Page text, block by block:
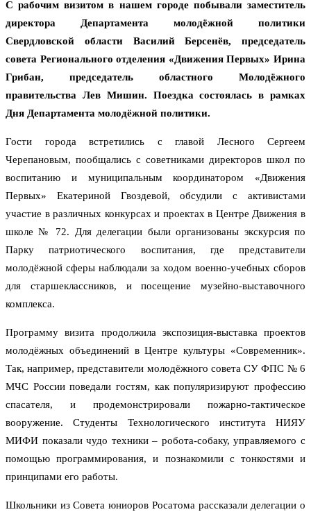
С рабочим визитом в нашем городе побывали заместитель
директора Департамента молодёжной политики
Свердловской области Василий Берсенёв, председатель
совета Регионального отделения «Движения Первых» Ирина
Грибан, председатель областного Молодёжного
правительства Лев Мишин. Поездка состоялась в рамках
Дня Департамента молодёжной политики.
Гости города встретились с главой Лесного Сергеем
Черепановым, пообщались с советниками директоров школ по
воспитанию и муниципальным координатором «Движения
Первых» Екатериной Гвоздевой, обсудили с активистами
участие в различных конкурсах и проектах в Центре Движения в
школе № 72. Для делегации были организованы экскурсия по
Парку патриотического воспитания, где представители
молодёжной сферы наблюдали за ходом военно-учебных сборов
для старшеклассников, и посещение музейно-выставочного
комплекса.
Программу визита продолжила экспозиция-выставка проектов
молодёжных объединений в Центре культуры «Современник».
Так, например, представители молодёжного совета СУ ФПС № 6
МЧС России поведали гостям, как популяризируют профессию
спасателя, и продемонстрировали пожарно-тактическое
вооружение. Студенты Технологического института НИЯУ
МИФИ показали чудо техники – робота-собаку, управляемого с
помощью программирования, и познакомили с тонкостями и
принципами его работы.
Школьники из Совета юниоров Росатома рассказали делегации о